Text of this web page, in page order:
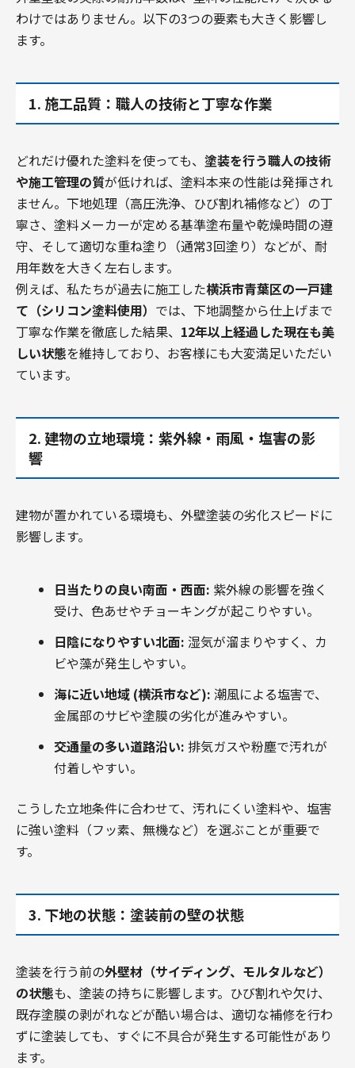
わけではありません。以下の3つの要素も大きく影響し
ます。
1. 施工品質：職人の技術と丁寧な作業
どれだけ優れた塗料を使っても、 塗装を行う職人の技術
や施工管理の質が低ければ、塗料本来の性能は発揮され
ません。下地処理（高圧洗浄、ひび割れ補修など）の丁
寧さ、塗料メーカーが定める基準塗布量や乾燥時間の遵
守、そして適切な重ね塗り（通常3回塗り）などが、耐
用年数を大きく左右します。
例えば、私たちが過去に施工した横浜市青葉区の一戸建
て（シリコン塗料使用） では、下地調整から仕上げまで
丁寧な作業を徹底した結果、 12年以上経過した現在も美
しい状態を維持しており、お客様にも大変満足いただい
ています。
2. 建物の立地環境：紫外線・雨風・塩害の影
響
建物が置かれている環境も、外壁塗装の劣化スピードに
影響します。
日当たりの良い南面・西面: 紫外線の影響を強く
受け、色あせやチョーキングが起こりやすい。
日陰になりやすい北面: 湿気が溜まりやすく、カ
ビや藻が発生しやすい。
海に近い地域 (横浜市など): 潮風による塩害で、
金属部のサビや塗膜の劣化が進みやすい。
交通量の多い道路沿い: 排気ガスや粉塵で汚れが
付着しやすい。
こうした立地条件に合わせて、汚れにくい塗料や、塩害
に強い塗料（フッ素、無機など）を選ぶことが重要で
す。
3. 下地の状態：塗装前の壁の状態
塗装を行う前の外壁材（サイディング、モルタルなど）
の状態も、塗装の持ちに影響します。ひび割れや欠け、
既存塗膜の剥がれなどが酷い場合は、適切な補修を行わ
ずに塗装しても、すぐに不具合が発生する可能性があり
ます。